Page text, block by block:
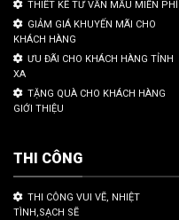
THIẾT KẾ TƯ VẤN MẪU MIỄN PHÍ
GIẢM GIÁ KHUYẾN MÃI CHO
KHÁCH HÀNG
ƯU ĐÃI CHO KHÁCH HÀNG TỈNH
XA
TẶNG QUÀ CHO KHÁCH HÀNG
GIỚI THIỆU
THI CÔNG
THI CÔNG VUI VẼ, NHIỆT
TÌNH,SẠCH SẼ